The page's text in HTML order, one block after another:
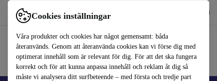
Cookies inställningar
Våra produkter och cookies har något gemensamt: båda
återanvänds. Genom att återanvända cookies kan vi förse dig med
optimerat innehåll som är relevant för dig. För att det ska fungera
korrekt och för att kunna anpassa innehåll och reklam åt dig så
måste vi analysera ditt surfbeteende – med första och tredje part
Använd refurbed snabbt och enkelt